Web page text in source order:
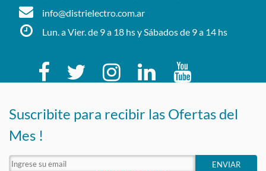
info@distrielectro.com.ar
Lun. a Vier. de 9 a 18 hs y Sábados de 9 a 14 hs
Suscribite para recibir las Ofertas del
Mes !
ENVIAR